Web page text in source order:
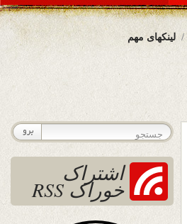
لینکهای مهم
اشتراک
خوراک RSS